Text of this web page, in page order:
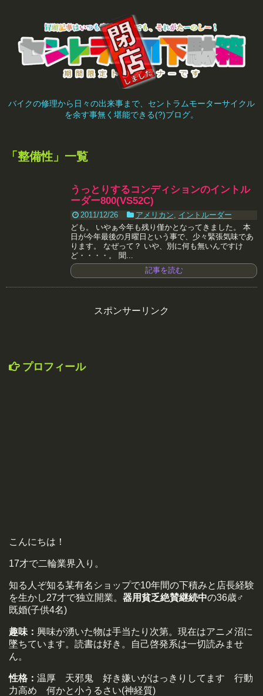
バイクの修理から日々の出来事まで、セントラムモーターサイクル
を余す事無く堪能できる(?)ブログ。
「 整備性 」 一覧
うっとりするコンディションのイントル
ーダー800(VS52C)
2011/12/26 アメリカン
イントルーダー
ども。 いやぁ今年も残り僅かとなってきました。 本
日が今年最後の月曜日という事で、少々緊張気味であ
ります。 なぜって？ いや、別に何も無いんですけ
ど・・・・。 聞...
記事を読む
スポンサーリンク
プロフィール
こんにちは！
17才で二輪業界入り。
知る人ぞ知る某有名ショップで10年間の下積みと店長経験
を生かし27才で独立開業。 器用貧乏絶賛継続中の36歳♂
既婚(子供4名)
趣味： 興味が湧いた物は手当たり次第。現在はアニメ沼に
墜ちています。読書は好き。自己啓発系は一切読みませ
ん。
性格： 温厚 天邪鬼 好き嫌いがはっきりしてます 行動
力高め 何かと小うるさい(神経質)